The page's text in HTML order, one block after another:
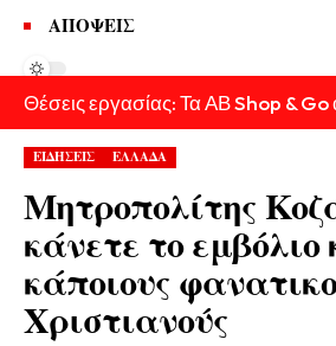
ΑΠΟΨΕΙΣ
Θέσεις εργασίας: Τα ΑΒ Shop &
ΕΙΔΗΣΕΙΣ ΕΛΛΑΔΑ
Μητροπολίτης
κάνετε το εμβόλιο
κάποιους
Χριστιανούς